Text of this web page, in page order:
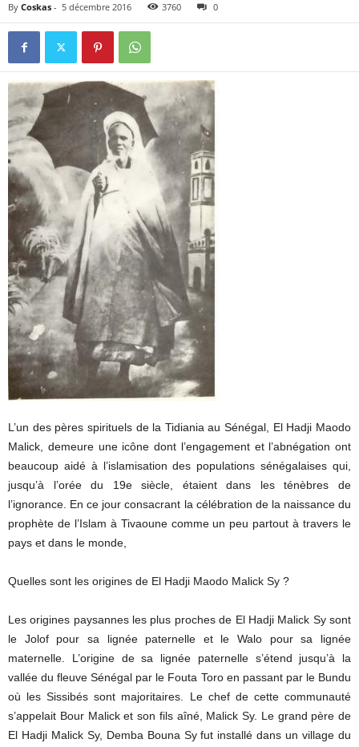
By Coskas - 5 décembre 2016 3760 0
L’un des pères spirituels de la Tidiania au Sénégal, El Hadji Maodo
Malick, demeure une icône dont l’engagement et l’abnégation ont
beaucoup aidé à l’islamisation des populations sénégalaises qui,
jusqu’à l’orée du 19e siècle, étaient dans les ténèbres de
l’ignorance. En ce jour consacrant la célébration de la naissance du
prophète de l’Islam à Tivaoune comme un peu partout à travers le
pays et dans le monde,
Quelles sont les origines de El Hadji Maodo Malick Sy ?
Les origines paysannes les plus proches de El Hadji Malick Sy sont
le Jolof pour sa lignée paternelle et le Walo pour sa lignée
maternelle. L’origine de sa lignée paternelle s’étend jusqu’à la
vallée du fleuve Sénégal par le Fouta Toro en passant par le Bundu
où les Sissibés sont majoritaires. Le chef de cette communauté
s’appelait Bour Malick et son fils aîné, Malick Sy. Le grand père de
El Hadji Malick Sy, Demba Bouna Sy fut installé dans un village du